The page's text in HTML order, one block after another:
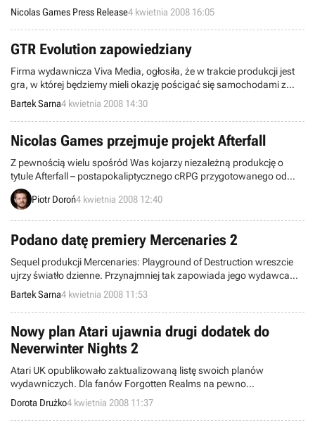
które skupi się na produkcji innowacyjnej gry Afterfall.
Nicolas Games Press Release4 kwietnia 2008 16:05
GTR Evolution zapowiedziany
Firma wydawnicza Viva Media, ogłosiła, że w trakcie produkcji jest
gra, w której będziemy mieli okazję pościgać się samochodami z
kategorii GT i WCTT Extreme. Jej premierę zapowiedziano na trzeci
kwartał tego roku.
Bartek Sarna4 kwietnia 2008 14:30
Nicolas Games przejmuje projekt Afterfall
Z pewnością wielu spośród Was kojarzy niezależną produkcję o
tytule Afterfall – postapokaliptycznego cRPG przygotowanego od
ponad trzech lat przez polską grupę zapaleńców, ukrywającą się
pod nazwą Intoxicate Interactive. Od dzisiaj wiemy już oficjalnie, że
Piotr Doroń4 kwietnia 2008 12:40
Podano datę premiery Mercenaries 2
Sequel produkcji Mercenaries: Playground of Destruction wreszcie
ujrzy światło dzienne. Przynajmniej tak zapowiada jego wydawca
EA.
Bartek Sarna4 kwietnia 2008 11:53
Nowy plan Atari ujawnia drugi dodatek do
Neverwinter Nights 2
Atari UK opublikowało zaktualizowaną listę swoich planów
wydawniczych. Dla fanów Forgotten Realms na pewno
najważniejszą wiadomością jest zapowiedź wydania drugiego
dodatku do znakomitego RPG ze stajni Obsidian - Neverwinter
Nights 2. Niestety na dzień dzisiejszy oprócz tego, że ma się ukazać
Dorota Drużko4 kwietnia 2008 11:37